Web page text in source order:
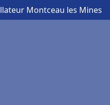
Montceau les Mines